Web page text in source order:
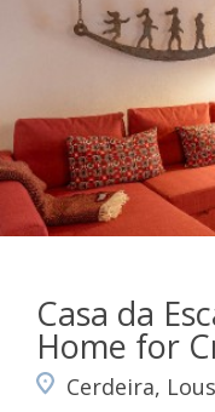
Casa da
Home for
Cerdeira,